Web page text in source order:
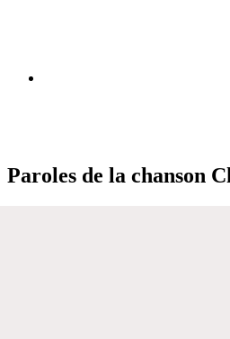
Paroles de la chanson